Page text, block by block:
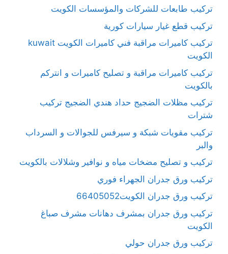
تركيب طابعات للشركات والمؤسسات الكويت
تركيب قطع غيار سيارات كورية
تركيب كاميرات مراقبة فني كاميرات الكويت kuwait
الكويت
تركيب كاميرات مراقبة و تصليح كاميرات و انتركم
بالكويت
تركيب مظلات الضجيج حداد هندي الضجيج تركيب
شترات
تركيب مقويات شبكة و سيرفس للجوالات و السرداب
والبر
تركيب و تصليح مضخات مياه و نوافير وشلالات بالكويت
تركيب ورق جدران الجهراء فوري
تركيب ورق جدران الكويت66405052
تركيب ورق جدران بمشرف دهانات مشرف صباغ
الكويت
تركيب ورق جدران حولي